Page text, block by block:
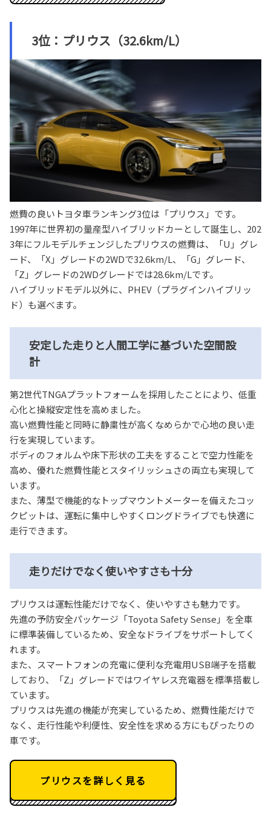
3位：プリウス（32.6km/L）
燃費の良いトヨタ車ランキング3位は「プリウス」です。
1997年に世界初の量産型ハイブリッドカーとして誕生し、202
3年にフルモデルチェンジしたプリウスの燃費は、「U」グレ
ード、「X」グレードの2WDで32.6km/L、「G」グレード、
「Z」グレードの2WDグレードでは28.6km/Lです。
ハイブリッドモデル以外に、PHEV（プラグインハイブリッ
ド）も選べます。
安定した走りと人間工学に基づいた空間設
計
第2世代TNGAプラットフォームを採用したことにより、低重
心化と操縦安定性を高めました。
高い燃費性能と同時に静粛性が高くなめらかで心地の良い走
行を実現しています。
ボディのフォルムや床下形状の工夫をすることで空力性能を
高め、優れた燃費性能とスタイリッシュさの両立も実現して
います。
また、薄型で機能的なトップマウントメーターを備えたコッ
クピットは、運転に集中しやすくロングドライブでも快適に
走行できます。
走りだけでなく使いやすさも十分
プリウスは運転性能だけでなく、使いやすさも魅力です。
先進の予防安全パッケージ「Toyota Safety Sense」を全車
に標準装備しているため、安全なドライブをサポートしてく
れます。
また、スマートフォンの充電に便利な充電用USB端子を搭載
しており、「Z」グレードではワイヤレス充電器を標準搭載し
ています。
プリウスは先進の機能が充実しているため、燃費性能だけで
なく、走行性能や利便性、安全性を求める方にもぴったりの
車です。
プリウスを詳しく見る